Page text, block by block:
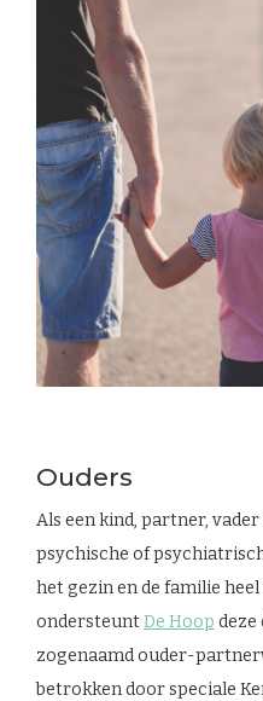
Ouders
Als een kind, partner,
psychische of
het gezin en de familie
ondersteuntDe Hoop
zogenaamd ouder-
betrokken door speciale